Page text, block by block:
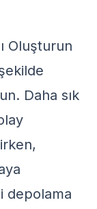
Oluşturun
Daha sık
depolama